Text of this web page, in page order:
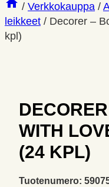
/ Verkkokauppa /
leikkeet / Decorer –
kpl)
WITH
(24 KPL)
Tuotenumero: